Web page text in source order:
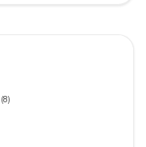
(8)8